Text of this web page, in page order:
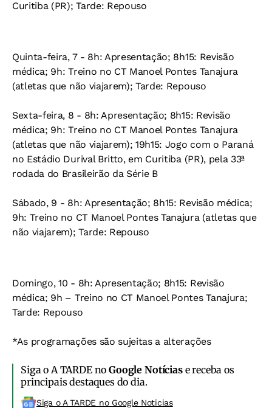
Curitiba (PR); Tarde: Repouso
Quinta-feira, 7- 8h: Apresentação; 8h15: Revisão
médica; 9h: Treino no CT Manoel Pontes Tanajura
(atletas que não viajarem); Tarde: Repouso
Sexta-feira, 8 - 8h: Apresentação; 8h15: Revisão
médica; 9h: Treino no CT Manoel Pontes Tanajura
(atletas que não viajarem); 19h15: Jogo com o Paraná
no Estádio Durival Britto, em Curitiba (PR), pela 33ª
rodada do Brasileirão da Série B
Sábado, 9 - 8h: Apresentação; 8h15: Revisão médica;
9h: Treino no CT Manoel Pontes Tanajura (atletas que
não viajarem); Tarde: Repouso
Domingo, 10 - 8h: Apresentação; 8h15: Revisão
médica; 9h – Treino no CT Manoel Pontes Tanajura;
Tarde: Repouso
*As programações são sujeitas a alterações
Siga o A TARDE noGoogle Notíciase receba os
principais destaques do dia.
Siga o A TARDE no Google Noticias